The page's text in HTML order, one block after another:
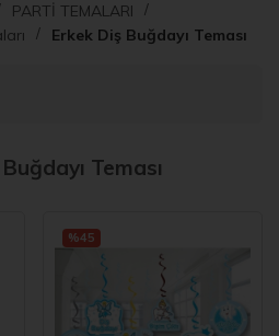
PARTİ TEMALARI
Erkek Diş Buğdayı Teması
Teması
%45